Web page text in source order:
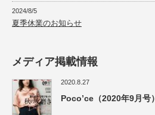
2024/8/5
夏季休業のお知らせ
メディア掲載情報
2020.8.27
Poco’ce（2020年9月号）